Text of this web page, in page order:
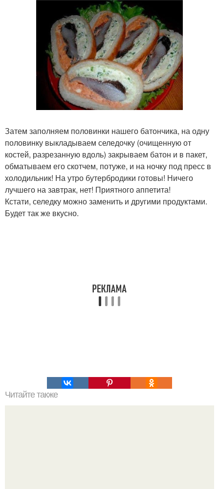
Затем заполняем половинки нашего батончика, на одну
половинку выкладываем селедочку (очищенную от
костей, разрезанную вдоль) закрываем батон и в пакет,
обматываем его скотчем, потуже, и на ночку под пресс в
холодильник! На утро бутербродики готовы! Ничего
лучшего на завтрак, нет! Приятного аппетита!
Кстати, селедку можно заменить и другими продуктами.
Будет так же вкусно.
Читайте также